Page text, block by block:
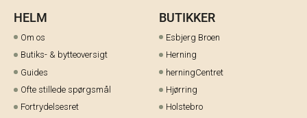
HELM
Om os
Butiks- & bytteoversigt
Guides
Ofte stillede spørgsmål
Fortrydelsesret
BUTIKKER
Esbjerg Broen
Herning
herningCentret
Hjørring
Holstebro